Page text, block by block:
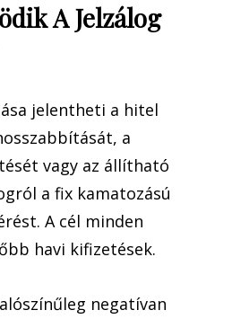
A Jelzálog
jelentheti a hitel
a
vagy az állítható
a fix kamatozású
A cél minden
havi kifizetések.
negatívan